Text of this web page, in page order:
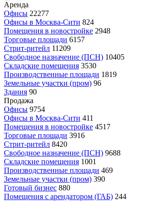
Аренда
Офисы 22277
Офисы в Москва-Сити 824
Помещения в новостройке 2948
Торговые площади 6157
Стрит-ритейл 11209
Свободное назначение (ПСН) 10405
Складские помещения 3530
Производственные площади 1819
Земельные участки (пром) 96
Здания 90
Продажа
Офисы 9754
Офисы в Москва-Сити 411
Помещения в новостройке 4517
Торговые площади 3916
Стрит-ритейл 8420
Свободное назначение (ПСН) 9688
Складские помещения 1001
Производственные площади 469
Земельные участки (пром) 390
Готовый бизнес 880
Помещения с арендатором (ГАБ) 244